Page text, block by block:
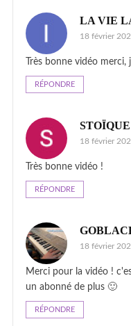
LA VIE
18 février
Très bonne vidéo
RÉPONDRE
18 février
Très bonne vidéo !
RÉPONDRE
18 février
Merci pour la vidéo !
un abonné de plus 🙂
RÉPONDRE